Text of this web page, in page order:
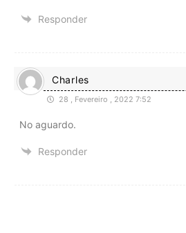
Responder
Charles
28 , Fevereiro , 2022 7:52
No aguardo.
Responder